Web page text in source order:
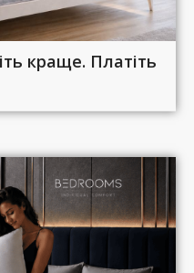
краще. Платіть